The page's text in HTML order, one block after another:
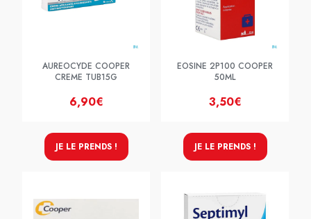
AUREOCYDE COOPER
CREME TUB15G
6,90€
JE LE PRENDS !
EOSINE 2P100 COOPER
50ML
3,50€
JE LE PRENDS !